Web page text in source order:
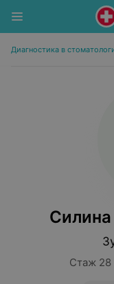
Диагностика в
Стаж 28